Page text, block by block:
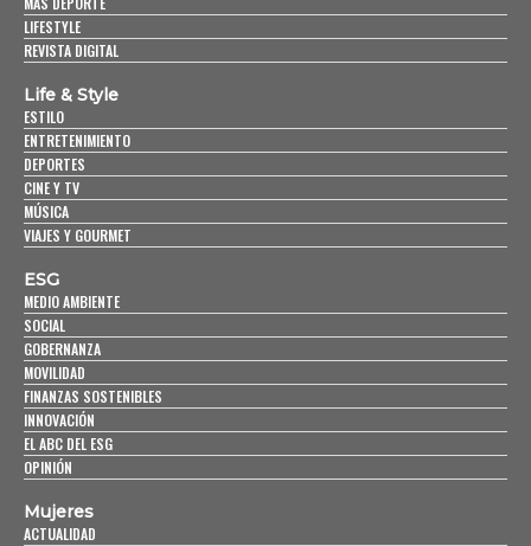
LIFESTYLE
REVISTA DIGITAL
Life & Style
ESTILO
ENTRETENIMIENTO
DEPORTES
CINE Y TV
MÚSICA
VIAJES Y GOURMET
ESG
MEDIO AMBIENTE
SOCIAL
GOBERNANZA
MOVILIDAD
FINANZAS SOSTENIBLES
INNOVACIÓN
EL ABC DEL ESG
OPINIÓN
Mujeres
ACTUALIDAD